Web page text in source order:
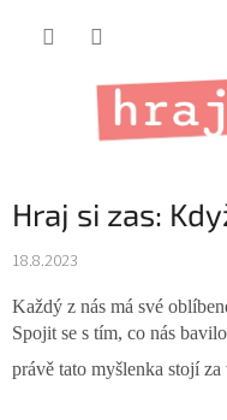
Hraj si zas:
18.8.2023
Každý z nás má své
Spojit se s tím, co nás
právě tato myšlenka stojí